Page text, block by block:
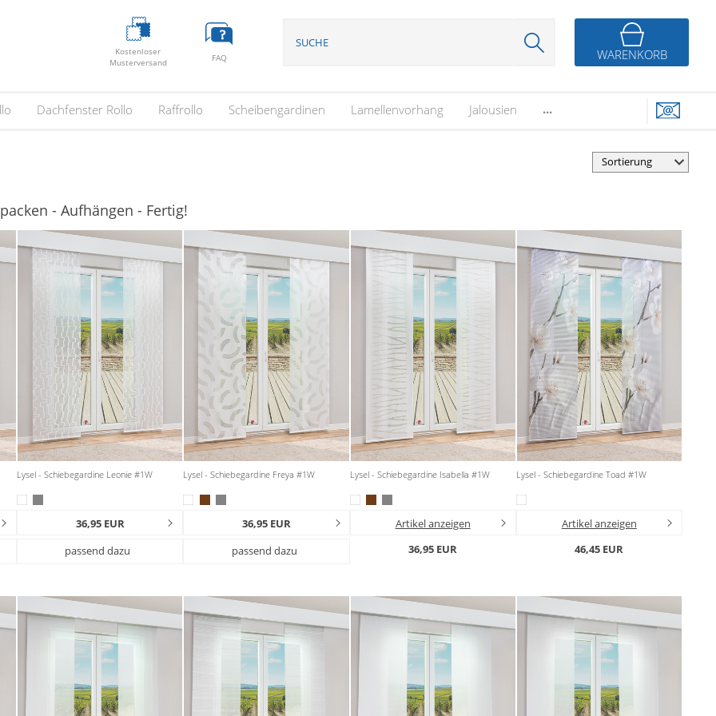
Kostenloser
Musterversand
FAQ WARENKORB
Dachfenster Rollo Raffrollo Scheibengardinen Lamellenvorhang Jalousien ...
- Aufhängen - Fertig!
Lysel - Schiebegardine Leonie #1W
36,95 EUR
passend dazu
Lysel - Schiebegardine Freya #1W
36,95 EUR
passend dazu
Lysel - Schiebegardine Isabella #1W
Artikel anzeigen
36,95 EUR
Lysel - Schiebegardine Toad #1W
Artikel anzeigen
46,45 EUR